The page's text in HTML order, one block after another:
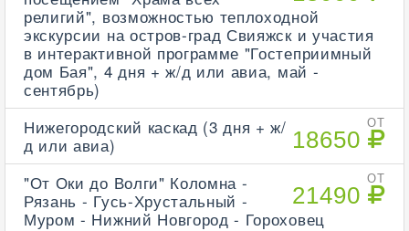
религий", возможностью теплоходной
экскурсии на остров-град Свияжск и участия
в интерактивной программе "Гостеприимный
дом Бая", 4 дня + ж/д или авиа, май -
сентябрь)
ОТ
18650
Нижегородский каскад (3 дня + ж/
д или авиа)
ОТ
21490
"От Оки до Волги" Коломна -
Рязань - Гусь-Хрустальный -
Муром - Нижний Новгород - Гороховец